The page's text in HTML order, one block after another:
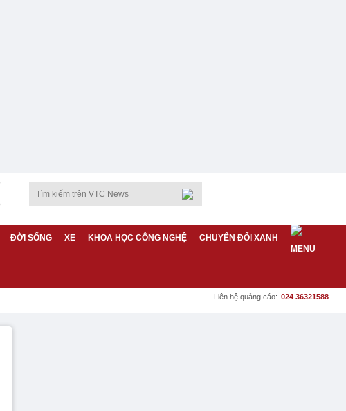
ĐỜI SỐNG XE KHOA HỌC CÔNG NGHỆ CHUYỂN ĐỔI XANH
Liên hệ quảng cáo: 024 36321588